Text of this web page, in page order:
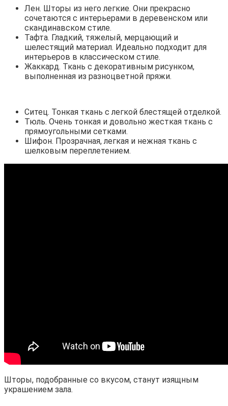
Лен. Шторы из него легкие. Они прекрасно
сочетаются с интерьерами в деревенском или
скандинавском стиле.
Тафта. Гладкий, тяжелый, мерцающий и
шелестящий материал. Идеально подходит для
интерьеров в классическом стиле.
Жаккард. Ткань с декоративным рисунком,
выполненная из разноцветной пряжи.
Ситец. Тонкая ткань с легкой блестящей отделкой.
Тюль. Очень тонкая и довольно жесткая ткань с
прямоугольными сетками.
Шифон. Прозрачная, легкая и нежная ткань с
шелковым переплетением.
Шторы, подобранные со вкусом, станут изящным
украшением зала.